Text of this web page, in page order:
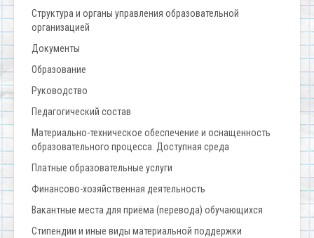
Структура и органы управления образовательной
организацией
Документы
Образование
Руководство
Педагогический состав
Материально-техническое обеспечение и оснащенность
образовательного процесса. Доступная среда
Платные образовательные услуги
Финансово-хозяйственная деятельность
Вакантные места для приёма (перевода) обучающихся
Стипендии и иные виды материальной поддержки